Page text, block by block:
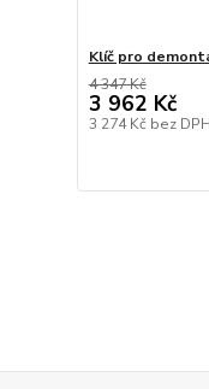
Klíč pro
4 347 Kč
3 962 Kč
3 274 Kč bez DPH